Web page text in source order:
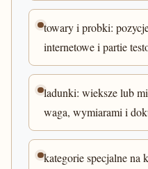
towary i probki:
internetowe i partie
ladunki: wieksze lub
waga, wymiarami i
kategorie specjalne na